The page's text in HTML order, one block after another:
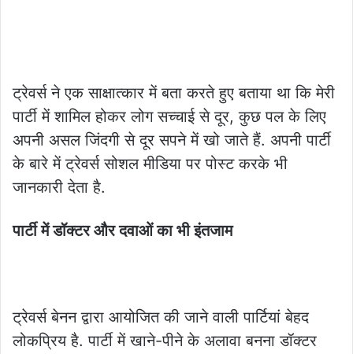
ट्रेवर्स ने एक साक्षात्कार में बता करते हुए बताया था कि मेरी
पार्टी में शामिल होकर लोग सच्चाई से दूर, कुछ पल के लिए
अपनी असल जिंदगी से दूर सपने में खो जाते हैं. अपनी पार्टी
के बारे में ट्रेवर्स सोशल मीडिया पर पोस्ट करके भी
जानकारी देता है.
पार्टी में डॉक्टर और दवाओं का भी इंतजाम
ट्रेवर्स बेनन द्वारा आयोजित की जाने वाली पार्टियां बेहद
लोकप्रिय है. पार्टी में खाने-पीने के अलावा बनना डॉक्टर